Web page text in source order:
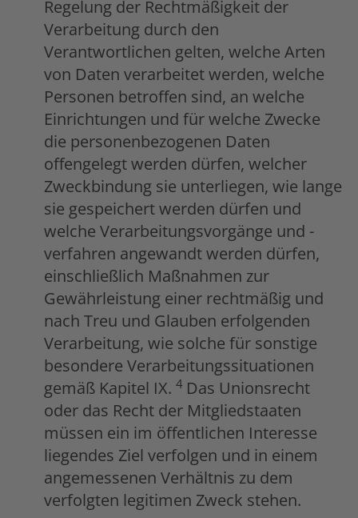
Regelung der Rechtmäßigkeit der
Verarbeitung durch den
Verantwortlichen gelten, welche Arten
von Daten verarbeitet werden, welche
Personen betroffen sind, an welche
Einrichtungen und für welche Zwecke
die personenbezogenen Daten
offengelegt werden dürfen, welcher
Zweckbindung sie unterliegen, wie lange
sie gespeichert werden dürfen und
welche Verarbeitungsvorgänge und -
verfahren angewandt werden dürfen,
einschließlich Maßnahmen zur
Gewährleistung einer rechtmäßig und
nach Treu und Glauben erfolgenden
Verarbeitung, wie solche für sonstige
besondere Verarbeitungssituationen
gemäß Kapitel IX. 4 Das Unionsrecht
oder das Recht der Mitgliedstaaten
müssen ein im öffentlichen Interesse
liegendes Ziel verfolgen und in einem
angemessenen Verhältnis zu dem
verfolgten legitimen Zweck stehen.